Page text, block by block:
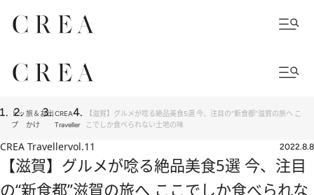
トッ
プ
旅＆お出
かけ
CREA
Traveller
【滋賀】グルメが唸る絶品美食5選 今、注目の“新食都”滋賀の旅へ こ
こでしか食べられない土地の味
CREA Travellervol.11 2022.8.8
【滋賀】グルメが唸る絶品美食5選 今、注目
の“新食都”滋賀の旅へ ここでしか食べられな